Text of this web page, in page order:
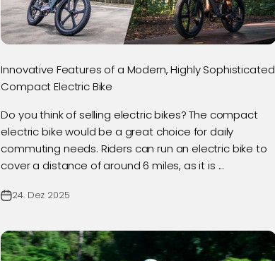
Innovative Features of a Modern, Highly Sophisticated
Compact Electric Bike
Do you think of selling electric bikes? The compact
electric bike would be a great choice for daily
commuting needs. Riders can run an electric bike to
cover a distance of around 6 miles, as it is ...
24. Dez 2025